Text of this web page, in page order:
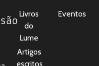
Livros
do
Lume
Artigos
escritos
Eventos